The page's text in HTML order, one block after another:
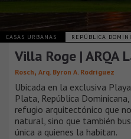
CASAS URBANAS REPÚBLICA
Villa Roge | ARQA
Rosch, Arq. Byron A. Rodríguez
Ubicada en la exclusiva
Plata, República
refugio arquitectónico que
natural, sino que también
única a quienes la habitan.